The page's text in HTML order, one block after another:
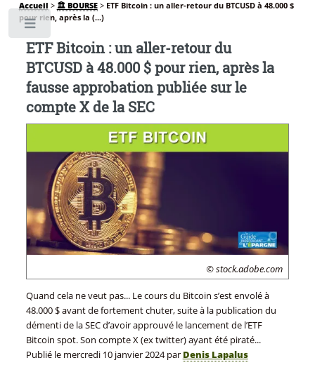
Accueil > 🏛️ BOURSE> ETF Bitcoin : un aller-retour du BTCUSD à 48.000 $
pour rien, après la (...)
ETF Bitcoin : un aller-retour du
BTCUSD à 48.000 $ pour rien, après la
fausse approbation publiée sur le
compte X de la SEC
© stock.adobe.com
Quand cela ne veut pas... Le cours du Bitcoin s’est envolé à
48.000 $ avant de fortement chuter, suite à la publication du
démenti de la SEC d’avoir approuvé le lancement de l’ETF
Bitcoin spot. Son compte X (ex twitter) ayant été piraté...
Publié le mercredi 10 janvier 2024par Denis Lapalus
Toggle